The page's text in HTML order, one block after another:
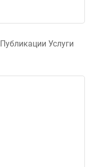
Публикации Услуги